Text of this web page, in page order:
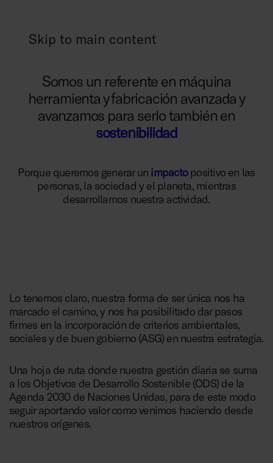
Skip to main content
Somos un referente en máquina
herramienta y fabricación avanzada y
avanzamos para serlo también en
sostenibilidad
Porque queremos generar un impacto positivo en las
personas, la sociedad y el planeta, mientras
desarrollamos nuestra actividad.
Lo tenemos claro, nuestra forma de ser única nos ha
marcado el camino, y nos ha posibilitado dar pasos
firmes en la incorporación de criterios ambientales,
sociales y de buen gobierno (ASG) en nuestra estrategia.
Una hoja de ruta donde nuestra gestión diaria se suma
a los Objetivos de Desarrollo Sostenible (ODS) de la
Agenda 2030 de Naciones Unidas, para de este modo
seguir aportando valor como venimos haciendo desde
nuestros orígenes.